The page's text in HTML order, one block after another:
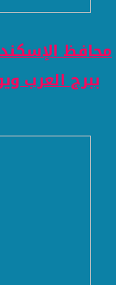
محافظ
ببرج العرب